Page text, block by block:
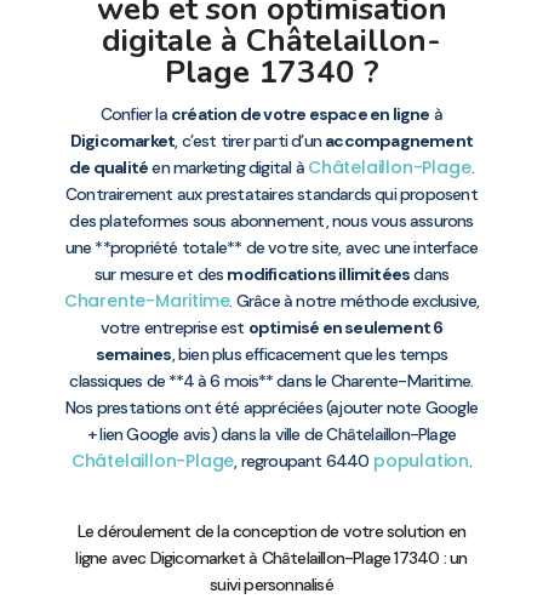
web et son optimisation
digitale à Châtelaillon-
Plage 17340 ?
Confier la création de votre espace en ligne à
Digicomarket, c’est tirer parti d’unaccompagnement
de qualitéen marketing digital à Châtelaillon-Plage.
Contrairement aux prestataires standards qui proposent
des plateformes sous abonnement, nous vous assurons
une **propriété totale** de votre site, avec une interface
sur mesure et des modifications illimitéesdans
Charente-Maritime. Grâce à notre méthode exclusive,
votre entreprise est optimisé en seulement 6
semaines, bien plus efficacement que les temps
classiques de **4 à 6 mois** dans le Charente-Maritime.
Nos prestations ont été appréciées (ajouter note Google
+ lien Google avis) dans la ville de Châtelaillon-Plage
Châtelaillon-Plage, regroupant 6440 population.
Le déroulement de la conception de votre solution en
ligne avec Digicomarket à Châtelaillon-Plage 17340 : un
suivi personnalisé